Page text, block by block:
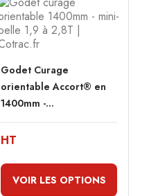
Godet Curage
orientable Accort® en
1400mm -...
HT
VOIR LES OPTIONS